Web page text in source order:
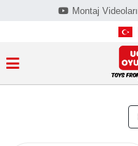
Montaj Videoları